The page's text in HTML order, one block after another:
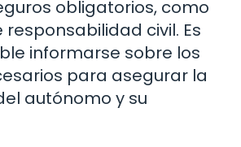
obligatorios, como
responsabilidad civil. Es
informarse sobre los
para asegurar la
autónomo y su